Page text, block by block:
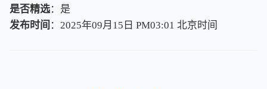
是否精选：是
发布时间 ：2025年09月15日 PM03:01 北京时间
北京时间